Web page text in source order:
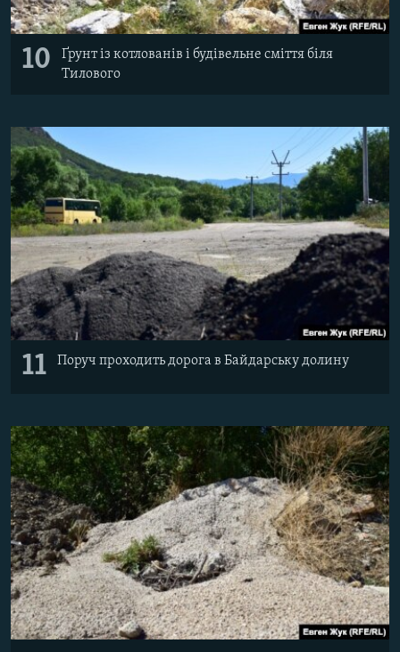
10
Ґрунт із котлованів і будівельне сміття біля
Тилового
11 Поруч проходить дорога в Байдарську долину